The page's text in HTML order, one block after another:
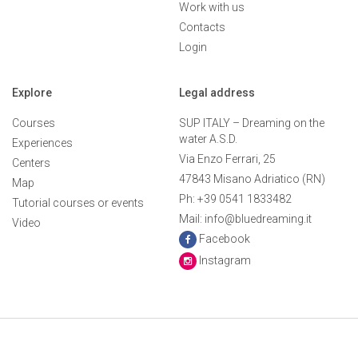
Work with us
Contacts
Login
Explore
Courses
Experiences
Centers
Map
Tutorial courses or events
Video
Legal address
SUP ITALY – Dreaming on the
water A.S.D.
Via Enzo Ferrari, 25
47843 Misano Adriatico (RN)
Ph: +39 0541 1833482
Mail: info@bluedreaming.it
Facebook
Instagram